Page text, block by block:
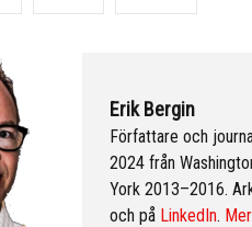
Erik Bergin
Författare och
2024 från
York 2013–2016.
och på LinkedIn.